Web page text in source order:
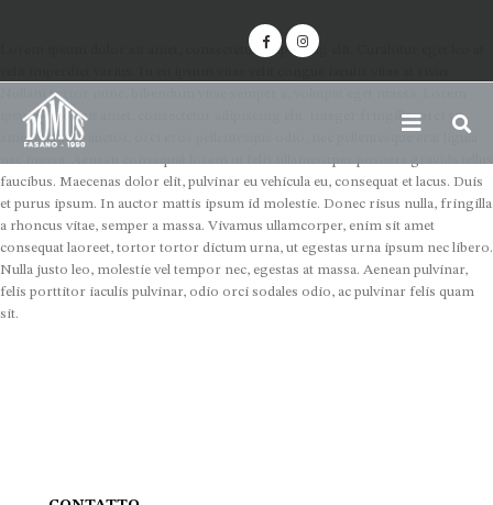
Lorem ipsum dolor sit amet, consectetur adipiscing elit. Curabitur eget leo at
Nullam tortor nunc, bibendum vitae semper a, volutpat eget massa. Lorem
ipsum dolor sit amet, consectetur adipiscing elit. Integer fringilla, orci sit
amet posuere auctor, orci eros pellentesque odio, nec pellentesque erat ligula
faucibus. Maecenas dolor elit, pulvinar eu vehicula eu, consequat et lacus. Duis
et purus ipsum. In auctor mattis ipsum id molestie. Donec risus nulla, fringilla
a rhoncus vitae, semper a massa. Vivamus ullamcorper, enim sit amet
consequat laoreet, tortor tortor dictum urna, ut egestas urna ipsum nec libero.
Nulla justo leo, molestie vel tempor nec, egestas at massa. Aenean pulvinar,
felis porttitor iaculis pulvinar, odio orci sodales odio, ac pulvinar felis quam
sit.